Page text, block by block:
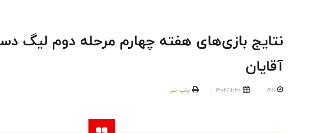
نتایج بازی‌های هفته چهارم مرحله دوم لیگ
آقایان
19:11
1402/11/20 چاپ خبر